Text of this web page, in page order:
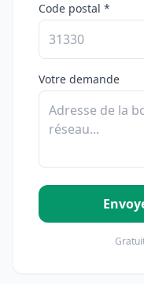
Code postal *
Votre demande